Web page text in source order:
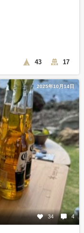
43 17
2025年10月14日
34 4